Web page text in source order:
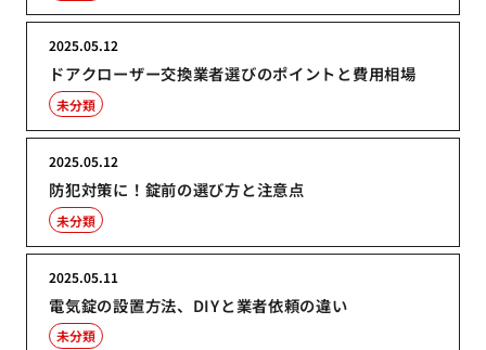
ドアクローザー交換業者選びのポイントと費用相場
2025.05.12
未分類
防犯対策に！錠前の選び方と注意点
2025.05.12
未分類
電気錠の設置方法、DIYと業者依頼の違い
2025.05.11
未分類